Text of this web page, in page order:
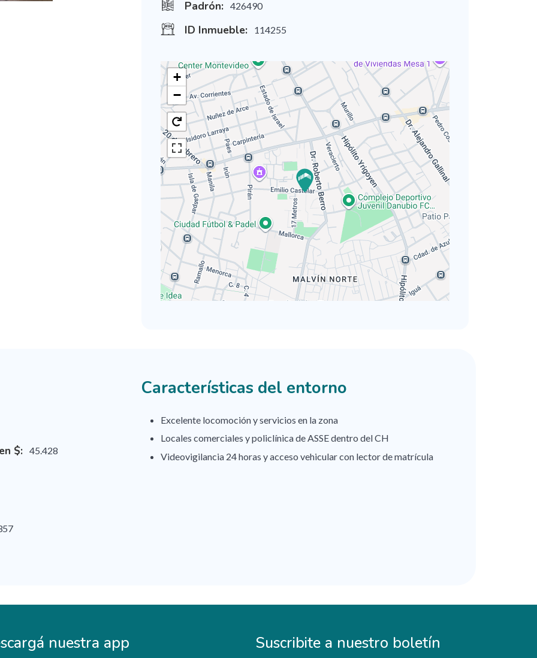
Padrón: 426490
ID Inmueble: 114255
+
−
$: 45.428
Características del entorno
Excelente locomoción y servicios en la zona
Locales comerciales y policlínica de ASSE dentro del CH
Videovigilancia 24 horas y acceso vehicular con lector de matrícula
nuestra app Suscribite a nuestro boletín